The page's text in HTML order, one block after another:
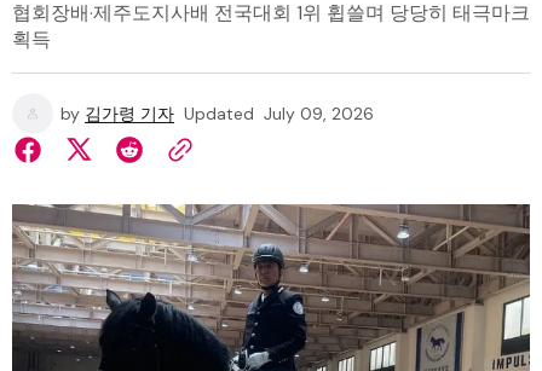
협회장배·제주도지사배 전국대회 1위 휩쓸며 당당히 태극마크
획득
by 김가령 기자 Updated July 09, 2026